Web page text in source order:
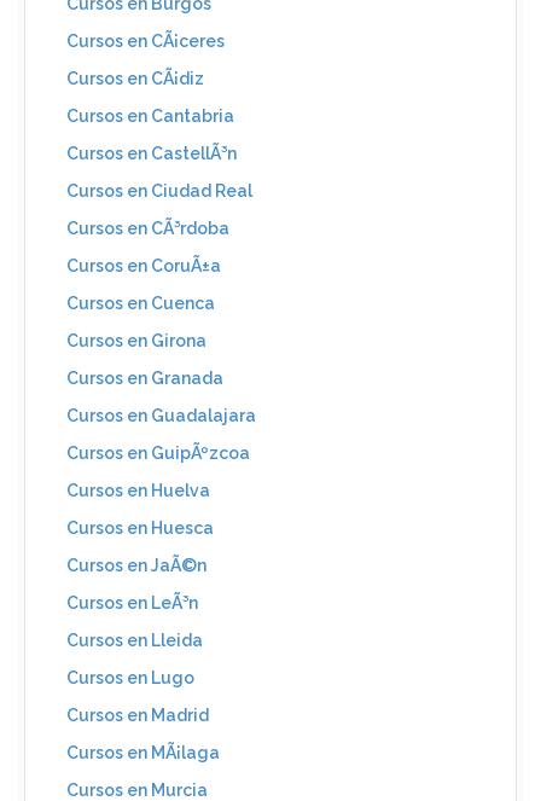
Cursos en CÃ¡ceres
Cursos en CÃ¡diz
Cursos en Cantabria
Cursos en CastellÃ³n
Cursos en Ciudad Real
Cursos en CÃ³rdoba
Cursos en CoruÃ±a
Cursos en Cuenca
Cursos en Girona
Cursos en Granada
Cursos en Guadalajara
Cursos en GuipÃºzcoa
Cursos en Huelva
Cursos en Huesca
Cursos en JaÃ©n
Cursos en LeÃ³n
Cursos en Lleida
Cursos en Lugo
Cursos en Madrid
Cursos en MÃ¡laga
Cursos en Murcia